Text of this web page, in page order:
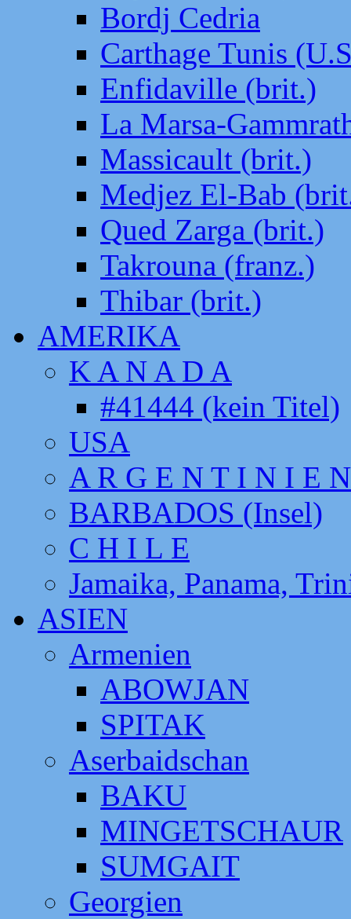
Bordj Cedria
Carthage Tunis
Enfidaville (brit.)
La Marsa-
Massicault (brit.)
Medjez El-Bab
Qued Zarga (brit.)
Takrouna (franz.)
Thibar (brit.)
AMERIKA
K A N A D A
#41444 (kein Titel)
USA
A R G E N T I N I E N
BARBADOS (Insel)
C H I L E
Jamaika, Panama,
ASIEN
Armenien
ABOWJAN
SPITAK
Aserbaidschan
BAKU
MINGETSCHAUR
SUMGAIT
Georgien